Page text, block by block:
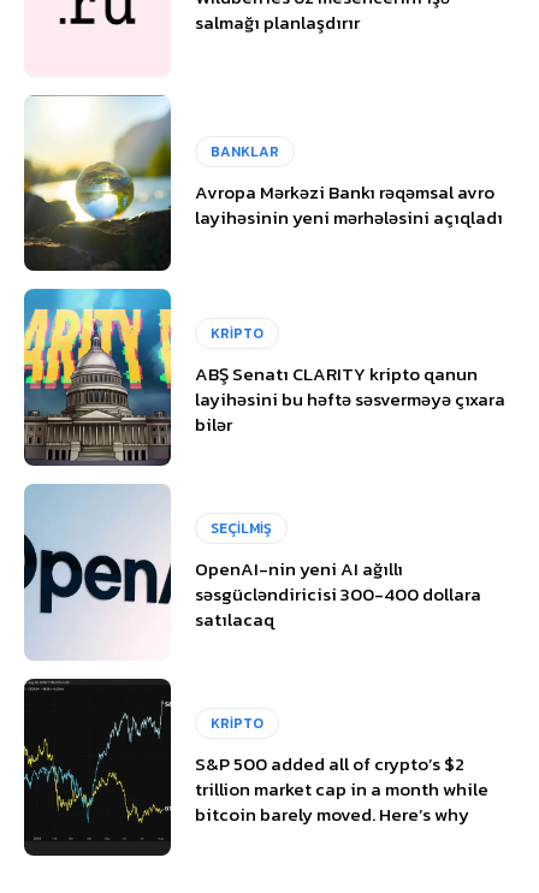
salmağı planlaşdırır
BANKLAR
Avropa Mərkəzi Bankı rəqəmsal avro
layihəsinin yeni mərhələsini açıqladı
KRİPTO
ABŞ Senatı CLARITY kripto qanun
layihəsini bu həftə səsverməyə çıxara
bilər
SEÇİLMİŞ
OpenAI-nin yeni AI ağıllı
səsgücləndiricisi 300-400 dollara
satılacaq
KRİPTO
S&P 500 added all of crypto’s $2
trillion market cap in a month while
bitcoin barely moved. Here’s why